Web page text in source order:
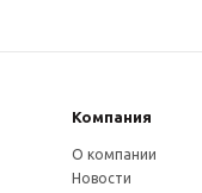
Компания
О компании
Новости